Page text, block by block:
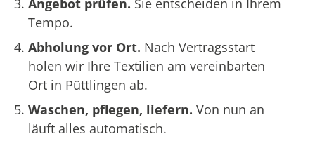
Angebot prüfen. Sie entscheiden in Ihrem
Tempo.
Abholung vor Ort. Nach Vertragsstart
holen wir Ihre Textilien am vereinbarten
Ort in Püttlingen ab.
Waschen, pflegen, liefern. Von nun an
läuft alles automatisch.